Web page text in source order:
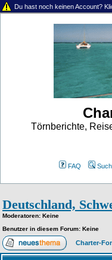
Du hast noch keinen Account?
Törnberichte,
FAQ
Deutschland,
Moderatoren: Keine
Benutzer in diesem Forum: Keine
Charter-